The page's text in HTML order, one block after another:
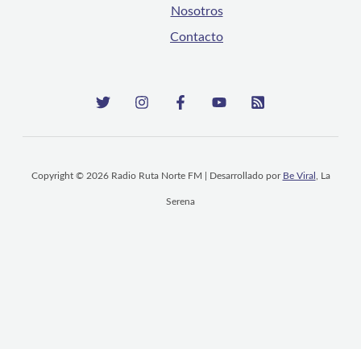
Nosotros
Contacto
Copyright © 2026 Radio Ruta Norte FM | Desarrollado por Be Viral , La
Serena